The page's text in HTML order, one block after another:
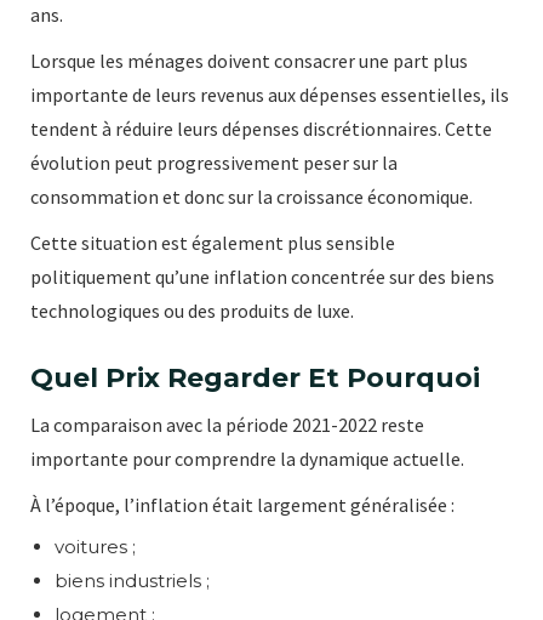
ans.
Lorsque les ménages doivent consacrer une part plus
importante de leurs revenus aux dépenses essentielles, ils
tendent à réduire leurs dépenses discrétionnaires. Cette
évolution peut progressivement peser sur la
consommation et donc sur la croissance économique.
Cette situation est également plus sensible
politiquement qu’une inflation concentrée sur des biens
technologiques ou des produits de luxe.
Quel Prix Regarder Et Pourquoi
La comparaison avec la période 2021-2022 reste
importante pour comprendre la dynamique actuelle.
À l’époque, l’inflation était largement généralisée :
voitures ;
biens industriels ;
logement ;